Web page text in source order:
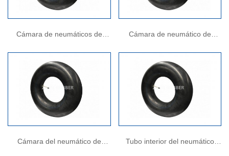
Cámara de neumáticos de
coche
Cámara de neumático de
camión ligero
Cámara del neumático de Tubo interior del neumático